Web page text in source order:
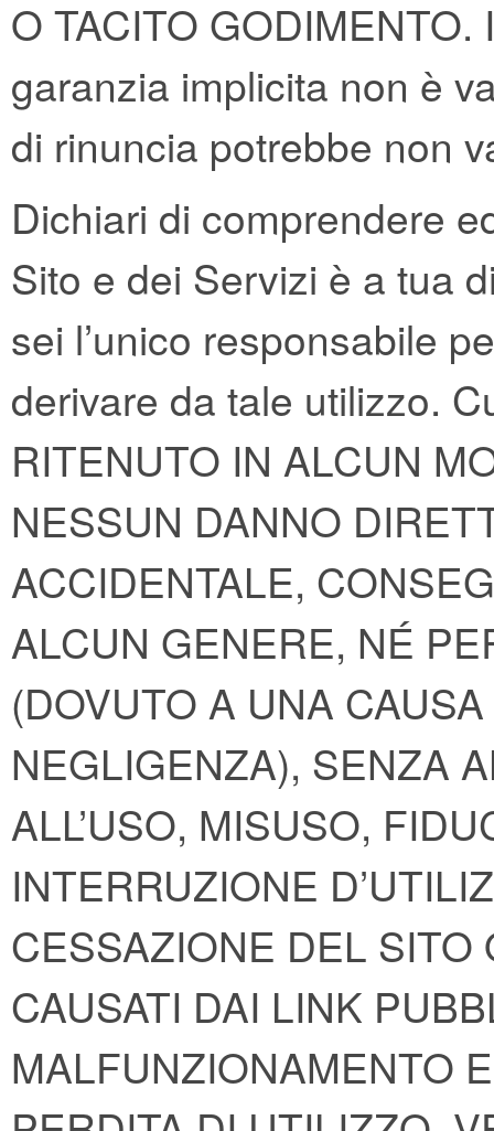
O TACITO
garanzia implicita non è
di rinuncia potrebbe non
Dichiari di comprendere
Sito e dei Servizi è a tua
sei l’unico responsabile
derivare da tale utilizzo.
RITENUTO IN ALCUN
NESSUN DANNO
ACCIDENTALE,
ALCUN GENERE, NÉ
(DOVUTO A UNA
NEGLIGENZA), SENZA
ALL’USO, MISUSO,
INTERRUZIONE
CESSAZIONE DEL SITO
CAUSATI DAI LINK
MALFUNZIONAMENTO